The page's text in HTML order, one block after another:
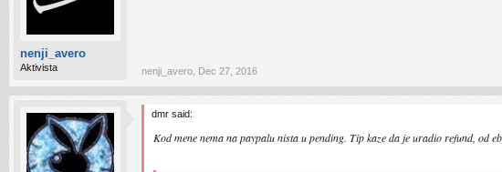
nenji_avero
Aktivista nenji_avero Dec 27, 2016
dmr said:
Kod mene nema na paypalu nista u pending. Tip kaze da je uradio refund, od